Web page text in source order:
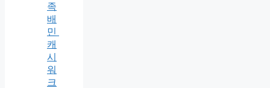
족
배
민
캐
시
워
크